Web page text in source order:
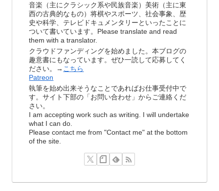
音楽（主にクラシック系や民族音楽）美術（主に東
西の古典的なもの）将棋やスポーツ、社会事象、歴
史や科学、テレビドキュメンタリーといったことに
ついて書いています。Please translate and read
them with a translator.
クラウドファンディングを始めました。本ブログの
趣意書にもなっています。ぜひ一読して応募してく
ださい。→ こちら
Patreon
執筆を始め出来そうなことであればお仕事受付中で
す。サイト下部の「お問い合わせ」からご連絡くだ
さい。
I am accepting work such as writing. I will undertake
what I can do.
Please contact me from "Contact me" at the bottom
of the site.